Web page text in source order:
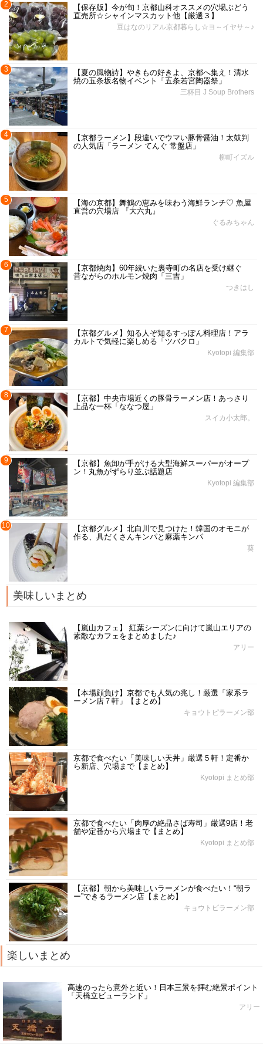
2
【保存版】今が旬！京都山科オススメの穴場ぶどう
直売所☆シャインマスカット他【厳選３】
豆はなのリアル京都暮らし☆ヨ～イヤサ～♪
3
【夏の風物詩】やきもの好きよ、京都へ集え！清水
焼の五条坂名物イベント「五条若宮陶器祭」
三杯目 J Soup Brothers
4
【京都ラーメン】段違いでウマい豚骨醤油！太鼓判
の人気店「ラーメン てんぐ 常盤店」
柳町イズル
5
【海の京都】舞鶴の恵みを味わう海鮮ランチ♡ 魚屋
直営の穴場店 『大六丸』
ぐるみちゃん
6
【京都焼肉】60年続いた裏寺町の名店を受け継ぐ
昔ながらのホルモン焼肉「三吉」
つきはし
7
【京都グルメ】知る人ぞ知るすっぽん料理店！アラ
カルトで気軽に楽しめる「ツバクロ」
Kyotopi 編集部
8
【京都】中央市場近くの豚骨ラーメン店！あっさり
上品な一杯「ななつ屋」
スイカ小太郎。
9
【京都】魚卸が手がける大型海鮮スーパーがオープ
ン！丸魚がずらり並ぶ話題店
Kyotopi 編集部
10
【京都グルメ】北白川で見つけた！韓国のオモニが
作る、具だくさんキンパと麻薬キンパ
葵
美味しいまとめ
【嵐山カフェ】 紅葉シーズンに向けて嵐山エリアの
素敵なカフェをまとめました♪
アリー
【本場顔負け】京都でも人気の兆し！厳選「家系ラ
ーメン店７軒」【まとめ】
キョウトピラーメン部
京都で食べたい「美味しい天丼」厳選５軒！定番か
ら新店、穴場まで【まとめ】
Kyotopi まとめ部
京都で食べたい「肉厚の絶品さば寿司」厳選9店！老
舗や定番から穴場まで【まとめ】
Kyotopi まとめ部
【京都】朝から美味しいラーメンが食べたい！“朝ラ
ー”できるラーメン店【まとめ】
キョウトピラーメン部
楽しいまとめ
高速のったら意外と近い！日本三景を拝む絶景ポイント
「天橋立ビューランド」
アリー